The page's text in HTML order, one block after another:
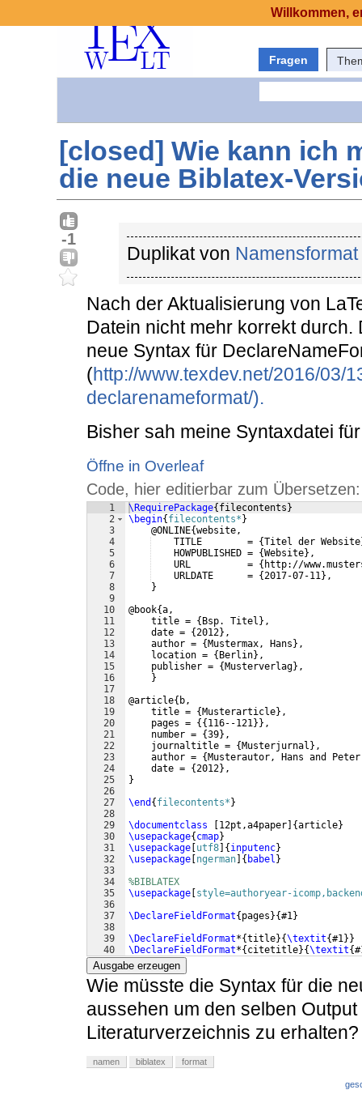
Fragen
[closed] Wie kann ich
die neue Biblatex-
-1
Duplikat von
Nach der Aktualisierung von
Datein nicht mehr korrekt
neue Syntax für
(http://www.texdev.net/2016/03/
declarenameformat/).
Bisher sah meine Syntaxdatei
Öffne in Overleaf
Code, hier editierbar zum Übersetzen:
1
2
3
4
5
6
7
8
9
10
11
12
13
14
15
16
17
18
19
20
21
22
23
24
25
26
27
28
29
30
31
32
33
34
35
36
37
38
39
40
41
\RequirePackage{filecontents}
\begin{filecontents*}
    @ONLINE
{website,
    TITLE        =
{Titel der Website
    HOWPUBLISHED =
{Website} ,
    URL          =
{ http://
    URLDATE      =
{2017-07-11 } ,
}
@book{a,
    title =
{Bsp. Titel } ,
    date =
{2012} ,
    author =
{Mustermax, Hans} ,
    location =
{Berlin} ,
    publisher =
{Musterverlag} ,
}
@article{ b,
    title =
{Musterarticle} ,
    pages =
{{116--121 }} ,
    number =
{39} ,
    journaltitle =
{Musterjurnal } ,
    author =
{Musterautor, Hans and
    date =
{2012} ,
}
\end {filecontents*}
\documentclass
[12pt,a4paper] {article}
\usepackage{cmap}
\usepackage [utf8] {inputenc}
\usepackage [ngerman] { babel }
%BIBLATEX
\usepackage [style=authoryear-
\DeclareFieldFormat{pages}{#1 }
\DeclareFieldFormat*{title}{\textit{#1 }}
\DeclareFieldFormat*{citetitle}{\textit{
\DeclareFieldFormat
Ausgabe erzeugen
Wie müsste die Syntax für die
aussehen um den selben
Literaturverzeichnis zu erhalten?
namen biblatex format
Willkommen,